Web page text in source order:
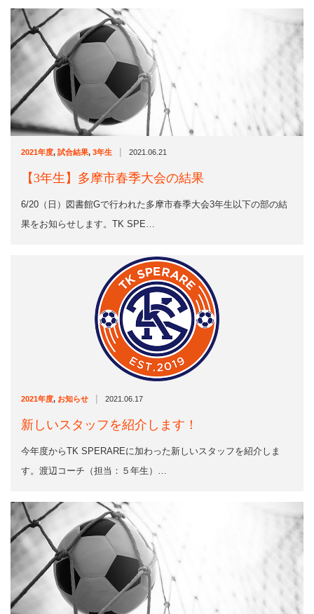
2021年度, 試合結果, 3年生 | 2021.06.21
【3年生】多摩市春季大会の結果
6/20（日）図書館Gで行われた多摩市春季大会3年生以下の部の結
果をお知らせします。TK SPE…
2021年度, お知らせ | 2021.06.17
新しいスタッフを紹介します！
今年度からTK SPERAREに加わった新しいスタッフを紹介しま
す。渡辺コーチ（担当：５年生）…